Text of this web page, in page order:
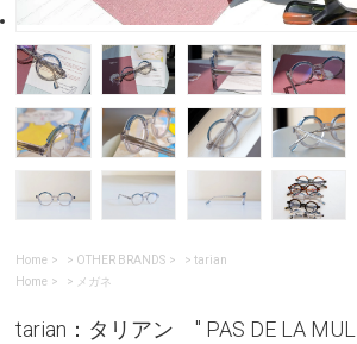
Home > OTHER BRANDS >tarian
Home
> メガネ
tarian：タリアン " PAS DE LA